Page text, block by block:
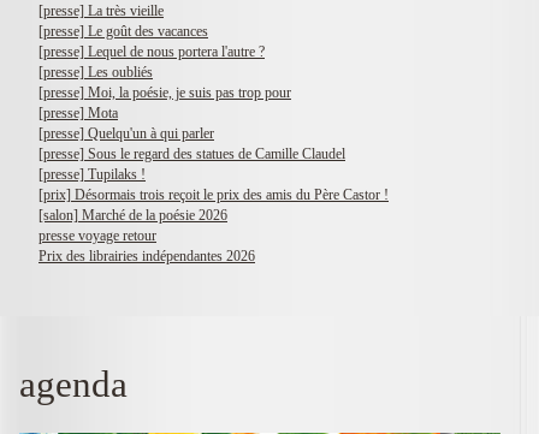
[presse] La très vieille
[presse] Le goût des vacances
[presse] Lequel de nous portera l'autre ?
[presse] Les oubliés
[presse] Moi, la poésie, je suis pas trop pour
[presse] Mota
[presse] Quelqu'un à qui parler
[presse] Sous le regard des statues de Camille Claudel
[presse] Tupilaks !
[prix] Désormais trois reçoit le prix des amis du Père Castor !
[salon] Marché de la poésie 2026
presse voyage retour
Prix des librairies indépendantes 2026
agenda